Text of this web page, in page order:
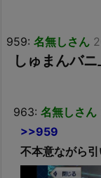
959: 名無しさん
しゅまんバ
963: 名無しさん
>>959
不本意ながら